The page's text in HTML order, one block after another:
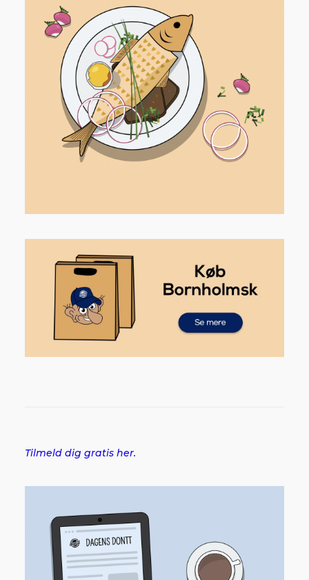
Tilmeld dig gratis her.